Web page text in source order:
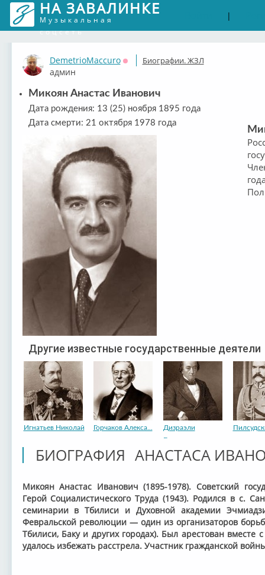
НА ЗАВАЛИНКЕ
Музыкальная
соцсеть
|
DemetrioMaccuro
Оффлайн
админ
Биографии. ЖЗЛ
Микоян Анастас Иванович
Дата рождения: 13 (25) ноября 1895 года
Дата смерти: 21 октября 1978 года
Другие известные государственные деятели
Игнатьев Николай Горчаков Алекса...
Дизраэли
Бенджа...
БИОГРАФИЯ АНАСТАСА
Микоян Анастас Иванович (1895-1978). Советский
Герой Социалистического Труда (1943). Родился в с.
семинарии в Тбилиси и Духовной академии
Февральской революции — один из организаторов
Тбилиси, Баку и других городах). Был арестован вместе
удалось избежать расстрела. Участник гражданской